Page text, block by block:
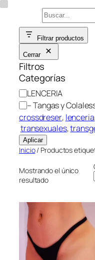
Saltar
contenido
Buscar
Filtrar productos
Cerrar
Filtros
Categorías
C
a
t
e
g
o
í
a
LENCERIA
– Tangas y
crossdreser, lenceria
transexuales,
Aplicar
Inicio/ Productos
Mostrando el único
resultado